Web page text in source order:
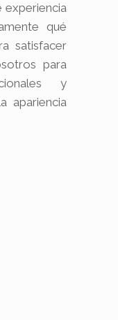
experiencia
qué
satisfacer
para
y
apariencia